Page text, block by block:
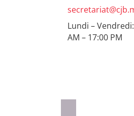
Lundi –
AM – 17:00 PM